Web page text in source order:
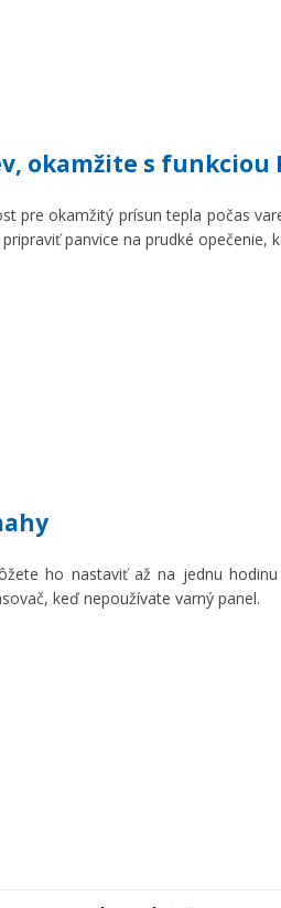
okamžite s funkciou
pre okamžitý prísun tepla počas
panvice na prudké opečenie,
ho nastaviť až na jednu
keď nepoužívate varný panel.